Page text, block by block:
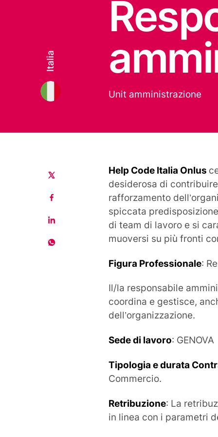
Unit amministrazione
Italia
Help Code Italia Onlus
desiderosa di
rafforzamento
spiccata
di team di lavoro e si
muoversi su più fronti
Figura Professionale:
Il/la responsabile
coordina e gestisce,
dell’organizzazione.
Sede di lavoro: GENOVA
Tipologia e durata
Commercio.
Retribuzione: La
in linea con i parametri